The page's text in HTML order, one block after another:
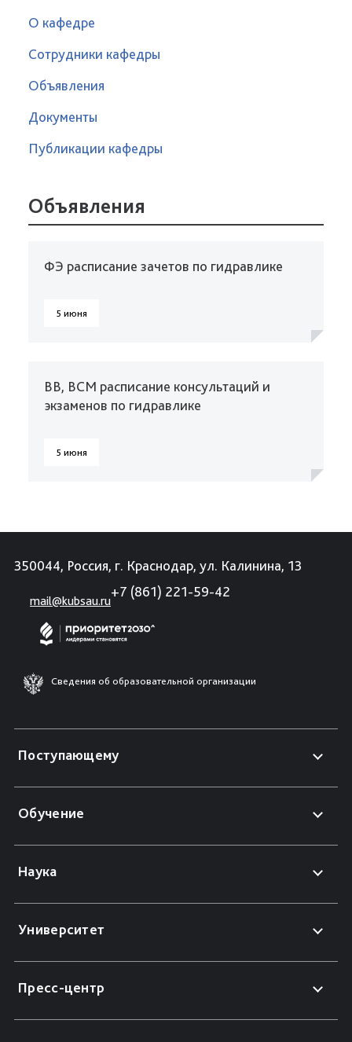
О кафедре
Сотрудники кафедры
Объявления
Документы
Публикации кафедры
Объявления
ФЭ расписание зачетов по гидравлике
5 июня
ВВ, ВСМ расписание консультаций и
экзаменов по гидравлике
5 июня
350044, Россия, г. Краснодар, ул. Калинина, 13
mail@kubsau.ru
+7 (861) 221-59-42
Сведения об образовательной организации
Поступающему
Обучение
Наука
Университет
Пресс-центр